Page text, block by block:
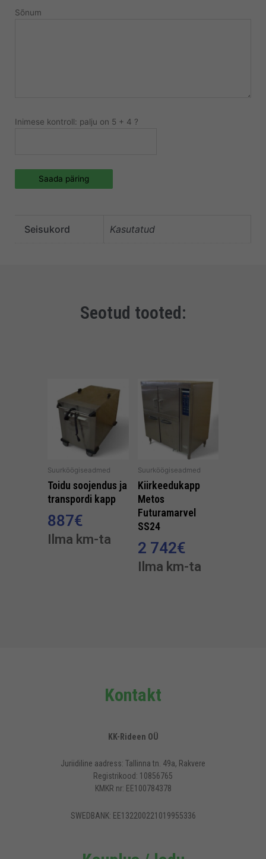
Sõnum
Inimese kontroll: palju on 5 + 4 ?
Saada päring
Seisukord Kasutatud
Seotud tooted:
Suurköögiseadmed
Toidu soojendus ja
transpordi kapp
887€
Ilma km-ta
Suurköögiseadmed
Kiirkeedukapp
Metos
Futuramarvel
SS24
2 742€
Ilma km-ta
Kontakt
KK-Rideen OÜ
Juriidiline aadress: Tallinna tn. 49a, Rakvere
Registrikood: 10856765
KMKR nr: EE100784378
SWEDBANK: EE132200221019955336